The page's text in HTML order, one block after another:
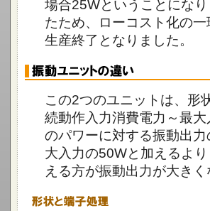
場合25Wということにな
たため、ローコスト化の
生産終了となりました。
この2つのユニットは、形
続動作入力消費電力～最大
のパワーに対する振動出
大入力の50Wと加えるよ
える方が振動出力が大きく